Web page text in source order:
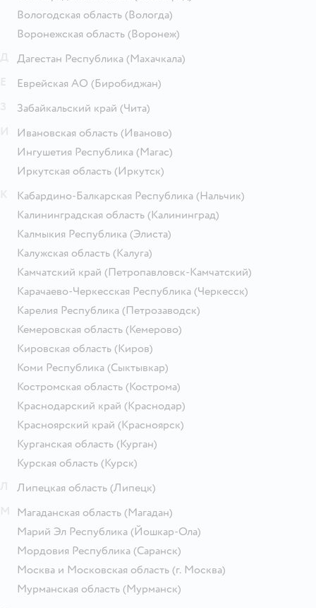
Вологодская область (Вологда)
Воронежская область (Воронеж)
Дагестан Республика (Махачкала)
Еврейская АО (Биробиджан)
Забайкальский край (Чита)
Ивановская область (Иваново)
Ингушетия Республика (Магас)
Иркутская область (Иркутск)
Кабардино-Балкарская Республика (Нальчик)
Калининградская область (Калининград)
Калмыкия Республика (Элиста)
Калужская область (Калуга)
Камчатский край (Петропавловск-Камчатский)
Карачаево-Черкесская Республика (Черкесск)
Карелия Республика (Петрозаводск)
Кемеровская область (Кемерово)
Кировская область (Киров)
Коми Республика (Сыктывкар)
Костромская область (Кострома)
Краснодарский край (Краснодар)
Красноярский край (Красноярск)
Курганская область (Курган)
Курская область (Курск)
Липецкая область (Липецк)
Магаданская область (Магадан)
Марий Эл Республика (Йошкар-Ола)
Мордовия Республика (Саранск)
Москва и Московская область (г. Москва)
Мурманская область (Мурманск)